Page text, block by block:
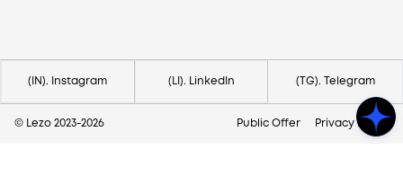
(IN). Instagram (LI). LinkedIn (TG). Telegram
© Lezo 2023-2026 Public Offer Privacy Policy